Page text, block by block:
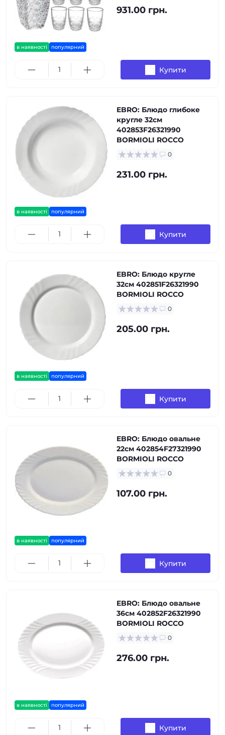
в наявності популярний
931.00 грн.
Купити
в наявності популярний
EBRO: Блюдо глибоке
кругле 32см
402853F26321990
BORMIOLI ROCCO
0
231.00 грн.
Купити
в наявності популярний
EBRO: Блюдо кругле
32см 402851F26321990
BORMIOLI ROCCO
0
205.00 грн.
Купити
в наявності популярний
EBRO: Блюдо овальне
22см 402854F27321990
BORMIOLI ROCCO
0
107.00 грн.
Купити
в наявності популярний
EBRO: Блюдо овальне
36см 402852F26321990
BORMIOLI ROCCO
0
276.00 грн.
Купити